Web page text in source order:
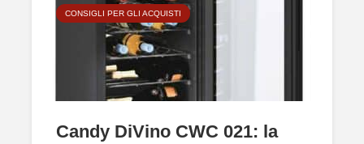
CONSIGLI PER GLI ACQUISTI
Candy DiVino CWC 021: la